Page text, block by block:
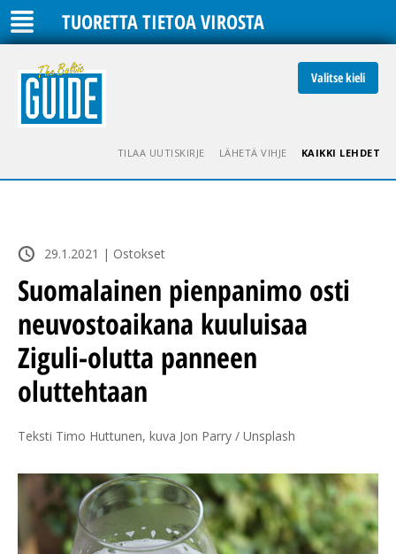
TUORETTA TIETOA VIROSTA
Valitse kieli
TILAA UUTISKIRJE LÄHETÄ VIHJE KAIKKI LEHDET
29.1.2021 | Ostokset
Suomalainen pienpanimo osti
neuvostoaikana kuuluisaa
Ziguli-olutta panneen
oluttehtaan
Teksti Timo Huttunen, kuva Jon Parry / Unsplash